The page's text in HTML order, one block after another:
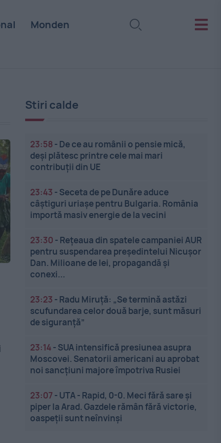
Monden
Stiri calde
23:58 - De ce au românii o pensie mică,
deși plătesc printre cele mai mari
contribuții din UE
23:43 - Seceta de pe Dunăre aduce
câștiguri uriașe pentru Bulgaria. România
importă masiv energie de la vecini
23:30 - Rețeaua din spatele campaniei AUR
pentru suspendarea președintelui Nicușor
Dan. Milioane de lei, propagandă și
conexi...
23:23 - Radu Miruță: „Se termină astăzi
scufundarea celor două barje, sunt măsuri
de siguranţă”
23:14- SUA intensifică presiunea asupra
Moscovei. Senatorii americani au aprobat
noi sancțiuni majore împotriva Rusiei
23:07 - UTA - Rapid, 0-0. Meci fără sare și
piper la Arad. Gazdele rămân fără victorie,
oaspeții sunt neînvinși